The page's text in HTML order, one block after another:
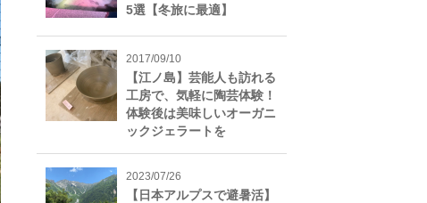
5選【冬旅に最適】
2017/09/10
【江ノ島】芸能人も訪れる
工房で、気軽に陶芸体験！
体験後は美味しいオーガニ
ックジェラートを
2023/07/26
【日本アルプスで避暑活】